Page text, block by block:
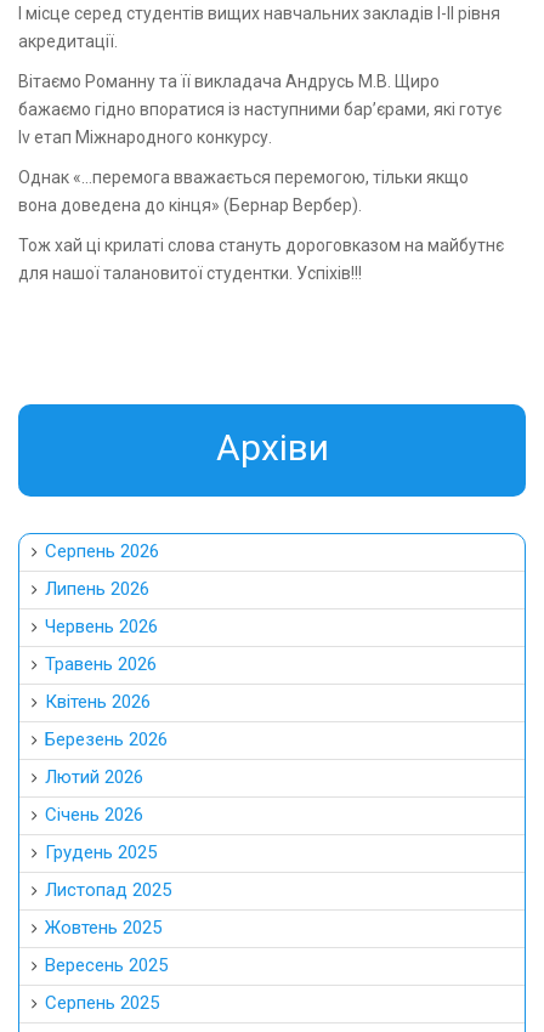
І місце серед студентів вищих навчальних закладів І-ІІ рівня
акредитації.
Вітаємо Романну та її викладача Андрусь М.В. Щиро
бажаємо гідно впоратися із наступними бар’єрами, які готує
Iv етап Міжнародного конкурсу.
Однак «…перемога вважається перемогою, тільки якщо
вона доведена до кінця» (Бернар Вербер).
Тож хай ці крилаті слова стануть дороговказом на майбутнє
для нашої талановитої студентки. Успіхів!!!
Aрхіви
Серпень 2026
Липень 2026
Червень 2026
Травень 2026
Квітень 2026
Березень 2026
Лютий 2026
Січень 2026
Грудень 2025
Листопад 2025
Жовтень 2025
Вересень 2025
Серпень 2025